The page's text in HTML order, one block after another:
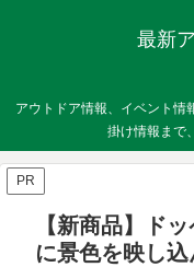
最新
アウトドア情報、イベント情
掛け情報まで
PR
【新商品】ド
に景色を映し